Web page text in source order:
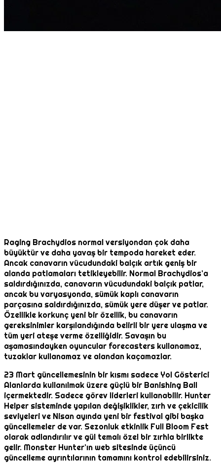
Raging Brachydios normal versiyondan çok daha
büyüktür ve daha yavaş bir tempoda hareket eder.
Ancak canavarın vücudundaki balçık artık geniş bir
alanda patlamaları tetikleyebilir. Normal Brachydios’a
saldırdığınızda, canavarın vücudundaki balçık patlar,
ancak bu varyasyonda, sümük kaplı canavarın
parçasına saldırdığınızda, sümük yere düşer ve patlar.
Özellikle korkunç yeni bir özellik, bu canavarın
gereksinimler karşılandığında belirli bir yere ulaşma ve
tüm yeri ateşe verme özelliğidir. Savaşın bu
aşamasındayken oyuncular forecasters kullanamaz,
tuzaklar kullanamaz ve alandan kaçamazlar.
23 Mart güncellemesinin bir kısmı sadece Yol Gösterici
Alanlarda kullanılmak üzere güçlü bir Banishing Ball
içermektedir. Sadece görev liderleri kullanabilir. Hunter
Helper sisteminde yapılan değişiklikler, zırh ve çekicilik
seviyeleri ve Nisan ayında yeni bir festival gibi başka
güncellemeler de var. Sezonluk etkinlik Full Bloom Fest
olarak adlandırılır ve gül temalı özel bir zırhla birlikte
gelir. Monster Hunter’ın web sitesinde üçüncü
güncelleme ayrıntılarının tamamını kontrol edebilirsiniz.